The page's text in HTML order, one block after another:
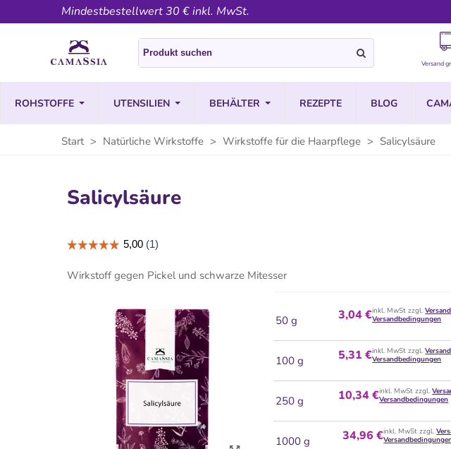
Mindestbestellwert 30 € inkl. MwSt.
Versand
ROHSTOFFE UTENSILIEN BEHÄLTER REZEPTE BLOG
Start > Natürliche Wirkstoffe > Wirkstoffe für die Haarpflege > Salicylsäure
Salicylsäure
Wirkstoff gegen Pickel und schwarze Mitesser
50 g 3,04 €inkl. MwSt zzgl.
Versandbedingungen
100 g 5,31 €inkl. MwSt zzgl.
Versandbedingungen
250 g 10,34 €inkl. MwSt zzgl.
Versandbedingungen
1000 g 34,96 €inkl. MwSt zzgl.